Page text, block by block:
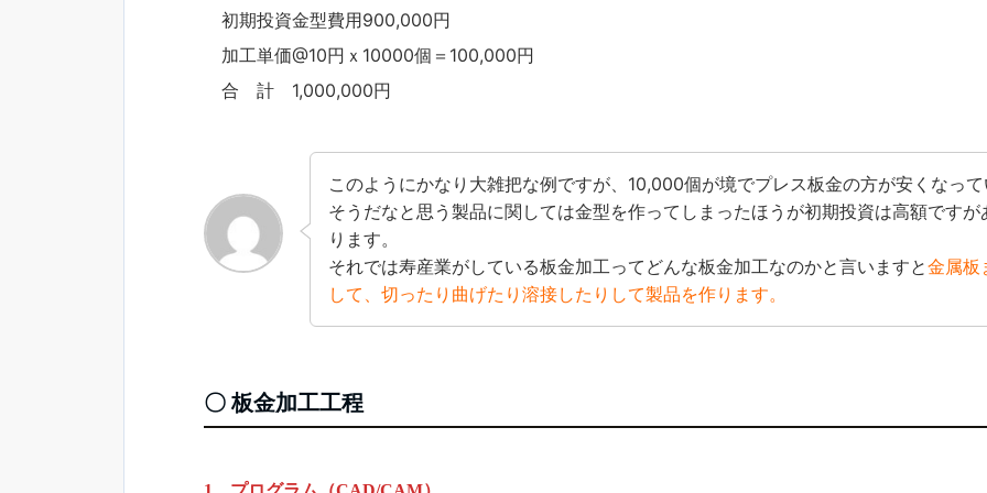
初期投資金型費用900,000円
加工単価@10円ｘ10000個＝100,000円
合 計 1,000,000円
このようにかなり大雑把な例ですが、10,000個が境でプレス板金の方が安くなっ
そうだなと思う製品に関しては金型を作ってしまったほうが初期投資は高額です
ります。
それでは寿産業がしている板金加工ってどんな板金加工なのかと言いますと金属板
して、切ったり曲げたり溶接したりして製品を作ります。
〇 板金加工工程